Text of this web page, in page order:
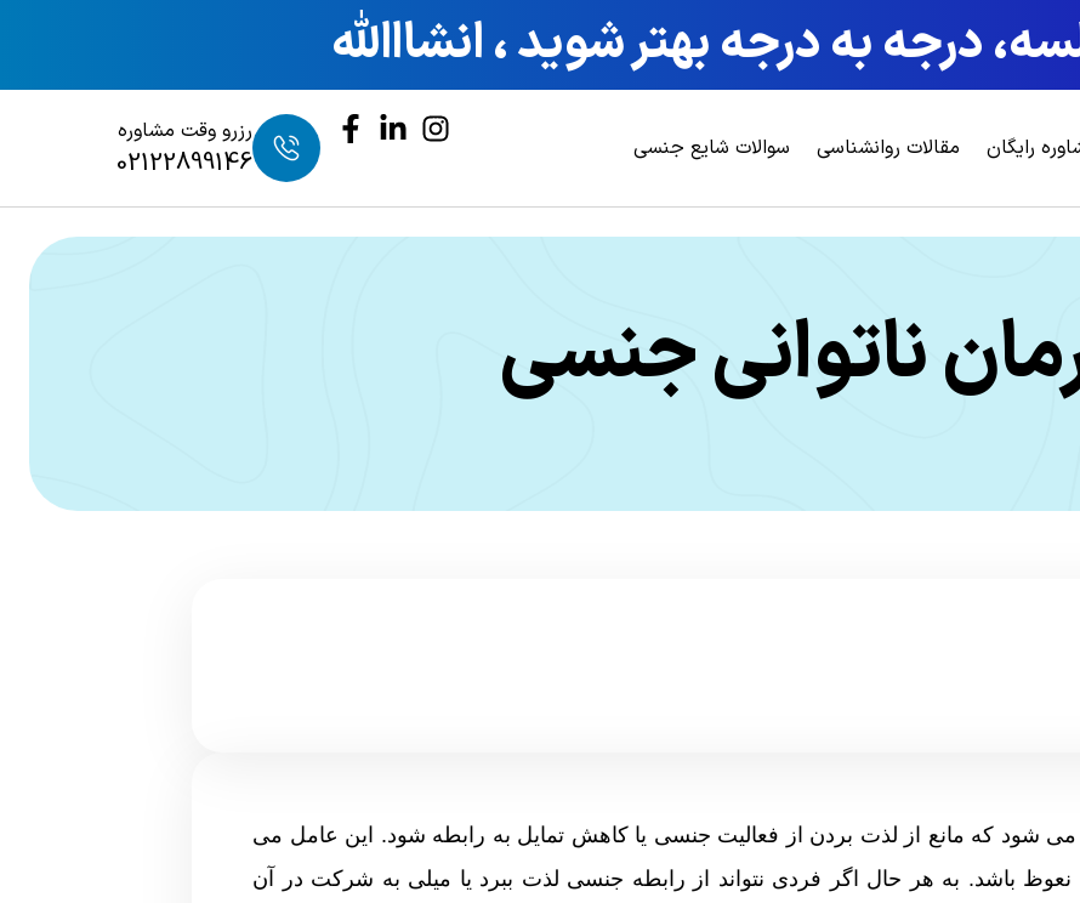
درجه به درجه بهتر شوید ، انشااالله
رایگان مقالات روانشناسی سوالات شایع جنسی
رزرو وقت مشاوره
02122899146
ناتوانی جنسی
می شود که مانع از لذت بردن از فعالیت جنسی یا کاهش تمایل به رابطه شود. این عامل می
نعوظ باشد. به هر حال اگر فردی نتواند از رابطه جنسی لذت ببرد یا میلی به شرکت در آن